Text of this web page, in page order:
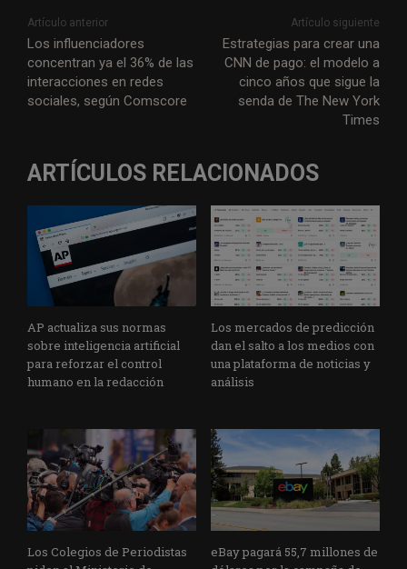
i
t
t
e
c
e
b
k
e
d
s
g
i
i
s
a
Artículo anterior
Los influenciadores
concentran ya el 36% de las
interacciones en redes
sociales, según Comscore
Artículo siguiente
Estrategias para crear una
CNN de pago: el modelo a
cinco años que sigue la
senda de The New York
Times
ARTÍCULOS RELACIONADOS
AP actualiza sus normas
sobre inteligencia artificial
para reforzar el control
humano en la redacción
Los mercados de predicción
dan el salto a los medios con
una plataforma de noticias y
análisis
Los Colegios de Periodistas
eBay pagará 55,7 millones de